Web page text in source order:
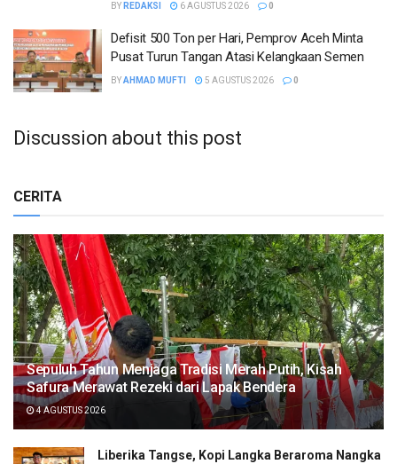
BY REDAKSI 6 AGUSTUS 2026 0
Defisit 500 Ton per Hari, Pemprov Aceh Minta
Pusat Turun Tangan Atasi Kelangkaan Semen
BYAHMAD MUFTI 5 AGUSTUS 2026 0
Discussion about this post
CERITA
Sepuluh Tahun Menjaga Tradisi Merah Putih, Kisah
Safura Merawat Rezeki dari Lapak Bendera
4 AGUSTUS 2026
Liberika Tangse, Kopi Langka Beraroma Nangka